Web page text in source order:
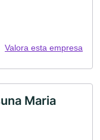
Valora esta empresa
Maria